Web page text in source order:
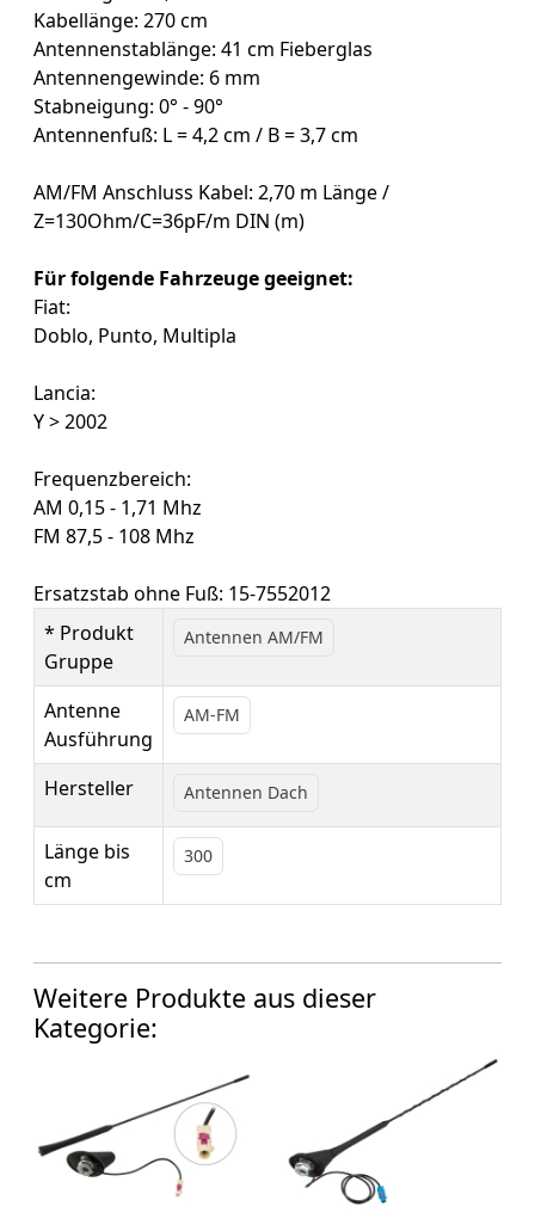
Kabellänge: 270 cm
Antennenstablänge: 41 cm Fieberglas
Antennengewinde: 6 mm
Stabneigung: 0° - 90°
Antennenfuß: L = 4,2 cm / B = 3,7 cm
AM/FM Anschluss Kabel: 2,70 m Länge /
Z=130Ohm/C=36pF/m DIN (m)
Für folgende Fahrzeuge geeignet:
Fiat:
Doblo, Punto, Multipla
Lancia:
Y > 2002
Frequenzbereich:
AM 0,15 - 1,71 Mhz
FM 87,5 - 108 Mhz
Ersatzstab ohne Fuß: 15-7552012
* Produkt
Gruppe
Antennen AM/FM
Antenne
Ausführung
AM-FM
Hersteller Antennen Dach
Länge bis
cm
300
Weitere Produkte aus dieser
Kategorie: